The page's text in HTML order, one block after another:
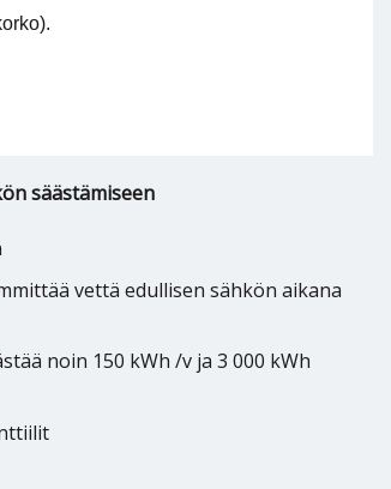
säästämiseen
vettä edullisen sähkön aikana
noin 150 kWh /v ja 3 000 kWh